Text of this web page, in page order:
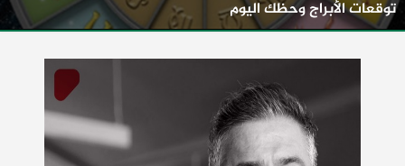
توقعات الأبراج وحظك اليوم